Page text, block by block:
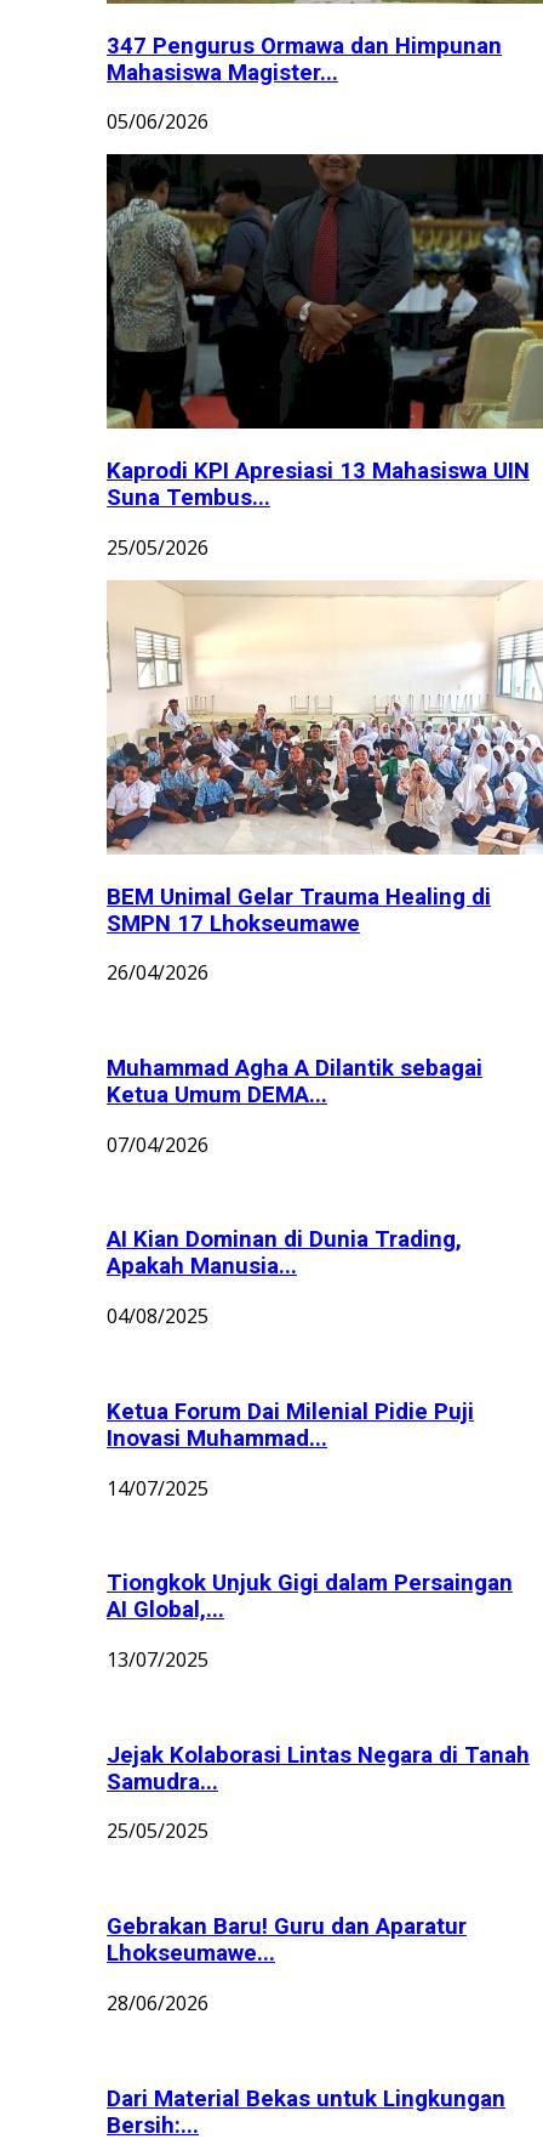
347 Pengurus Ormawa dan Himpunan
Mahasiswa Magister...
05/06/2026
Kaprodi KPI Apresiasi 13 Mahasiswa UIN
Suna Tembus...
25/05/2026
BEM Unimal Gelar Trauma Healing di
SMPN 17 Lhokseumawe
26/04/2026
Muhammad Agha A Dilantik sebagai
Ketua Umum DEMA...
07/04/2026
AI Kian Dominan di Dunia Trading,
Apakah Manusia...
04/08/2025
Ketua Forum Dai Milenial Pidie Puji
Inovasi Muhammad...
14/07/2025
Tiongkok Unjuk Gigi dalam Persaingan
AI Global,...
13/07/2025
Jejak Kolaborasi Lintas Negara di Tanah
Samudra...
25/05/2025
Gebrakan Baru! Guru dan Aparatur
Lhokseumawe...
28/06/2026
Dari Material Bekas untuk Lingkungan
Bersih:...